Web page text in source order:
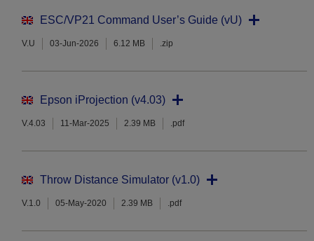
ESC/VP21 Command User’s Guide (vU)
V.U 03-Jun-2026 6.12 MB .zip
Epson iProjection (v4.03)
V.4.03 11-Mar-2025 2.39 MB .pdf
Throw Distance Simulator (v1.0)
V.1.0 05-May-2020 2.39 MB .pdf